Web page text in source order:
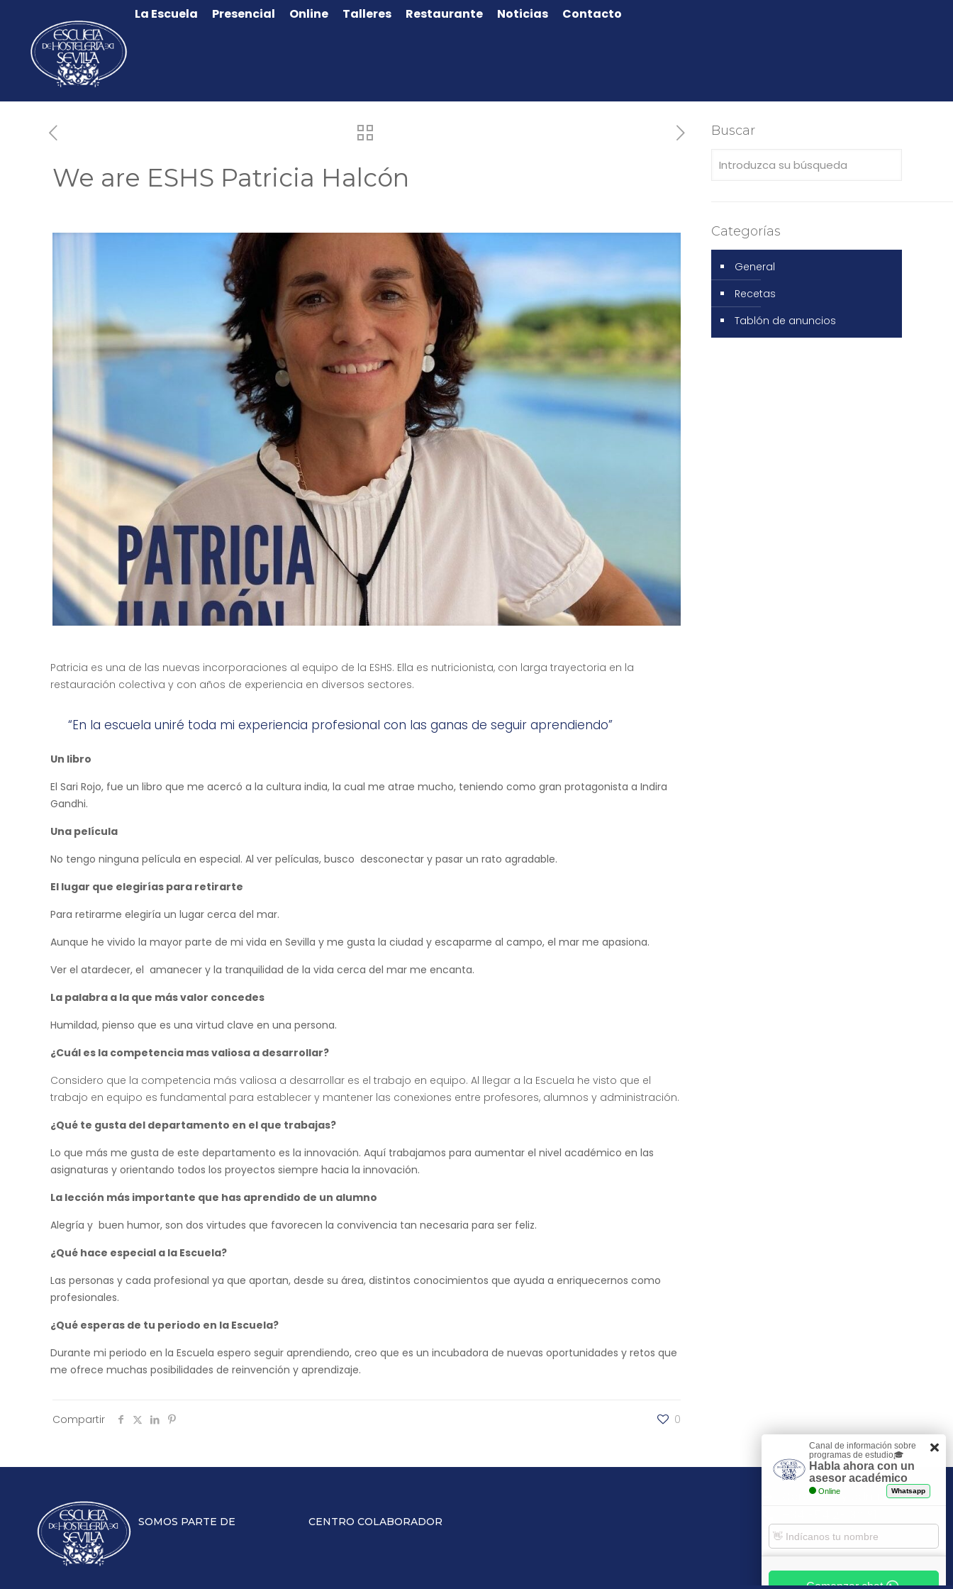
La Escuela Presencial Online Talleres Restaurante Noticias Contacto
We are ESHS Patricia Halcón
Patricia es una de las nuevas incorporaciones al equipo de la ESHS. Ella es nutricionista, con larga trayectoria en la
restauración colectiva y con años de experiencia en diversos sectores.
“En la escuela uniré toda mi experiencia profesional con las ganas de seguir aprendiendo”
Un libro
El Sari Rojo, fue un libro que me acercó a la cultura india, la cual me atrae mucho, teniendo como gran protagonista a Indira
Gandhi.
Una película
No tengo ninguna película en especial. Al ver películas, busco desconectar y pasar un rato agradable.
El lugar que elegirías para retirarte
Para retirarme elegiría un lugar cerca del mar.
Aunque he vivido la mayor parte de mi vida en Sevilla y me gusta la ciudad y escaparme al campo, el mar me apasiona.
Ver el atardecer, el amanecer y la tranquilidad de la vida cerca del mar me encanta.
La palabra a la que más valor concedes
Humildad, pienso que es una virtud clave en una persona.
¿Cuál es la competencia mas valiosa a desarrollar?
Considero que la competencia más valiosa a desarrollar es el trabajo en equipo. Al llegar a la Escuela he visto que el
trabajo en equipo es fundamental para establecer y mantener las conexiones entre profesores, alumnos y administración.
¿Qué te gusta del departamento en el que trabajas?
Lo que más me gusta de este departamento es la innovación. Aquí trabajamos para aumentar el nivel académico en las
asignaturas y orientando todos los proyectos siempre hacia la innovación.
La lección más importante que has aprendido de un alumno
Alegría y buen humor, son dos virtudes que favorecen la convivencia tan necesaria para ser feliz.
¿Qué hace especial a la Escuela?
Las personas y cada profesional ya que aportan, desde su área, distintos conocimientos que ayuda a enriquecernos como
profesionales.
¿Qué esperas de tu periodo en la Escuela?
Durante mi periodo en la Escuela espero seguir aprendiendo, creo que es un incubadora de nuevas oportunidades y retos que
me ofrece muchas posibilidades de reinvención y aprendizaje.
Compartir 0
Buscar
Categorías
General
Recetas
Tablón de anuncios
SOMOS PARTE DE CENTRO COLABORADOR
Contacto y admisiones
escuela@esh.es
Canal de información sobre
programas de estudio🎓
Habla ahora con un
asesor académico
Online Whatsapp
Comenzar chat